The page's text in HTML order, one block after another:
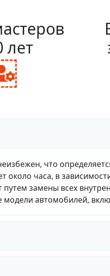
лет
fas
что
около часа, в
замены всех
автомобилей,